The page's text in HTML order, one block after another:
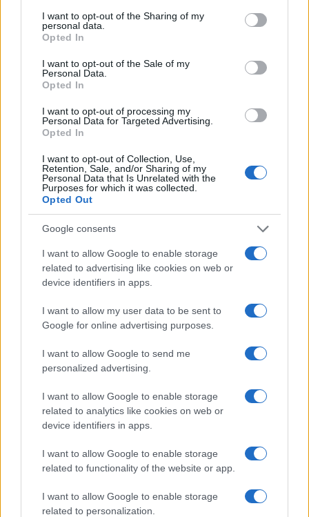
not limited to your visit or usage behaviour. You may click to
grant or deny consent to Google and its third-party tags to
use your data for below specified purposes in below Google
consent section.
I want to opt-out of the Sharing of my
personal data.
Opted In
I want to opt-out of the Sale of my
Personal Data.
Opted In
I want to opt-out of processing my
Personal Data for Targeted Advertising.
Opted In
I want to opt-out of Collection, Use,
Retention, Sale, and/or Sharing of my
Personal Data that Is Unrelated with the
Purposes for which it was collected.
Opted Out
Google consents
I want to allow Google to enable storage
related to advertising like cookies on web or
device identifiers in apps.
I want to allow my user data to be sent to
Google for online advertising purposes.
I want to allow Google to send me
personalized advertising.
I want to allow Google to enable storage
related to analytics like cookies on web or
device identifiers in apps.
I want to allow Google to enable storage
related to functionality of the website or app.
I want to allow Google to enable storage
related to personalization.
hogy Nyugatonőket állítják be
veszélyforrásnak, kettős célja van:
mozgalmat delegitimálni, tehát
magát a ciszjordániai zsidó
jelenlétet megkérdőjelezni,
másrészt az ostoba és lejárt
szavatosságú „kétállami
megoldást” életben tartani.
A számok és azok eltorzított médiatálalása
azonban igencsak árulkodó. Nézzük először,
hány tettesről beszélhetünk? A hadsereg és a
Shin Bet titkosszolgálatbecslése
nem több, mint kb. 300 zsidó szélsőséges
vesz részt az erőszakos támadásokban, akik
közül 70-et (!) tartanak a legsúlyosabb
támadások mögött álló „kemény magnak”.
Egy új francia tankönyv szerint „zsidó
telepeseket” mészároltak le október 7-